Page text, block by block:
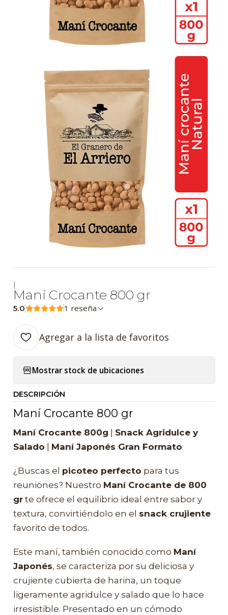
|
Maní Crocante 800 gr
5.0 1 reseña
Agregar a la lista de favoritos
Mostrar stock de ubicaciones
DESCRIPCIÓN
Maní Crocante 800 gr
Maní Crocante 800g
Snack Agridulce y
Salado
Maní Japonés Gran Formato
¿Buscas el picoteo perfecto para tus
reuniones? Nuestro Maní Crocante de 800
grte ofrece el equilibrio ideal entre sabor y
textura, convirtiéndolo en el snack crujiente
favorito de todos.
Este maní, también conocido como Maní
Japonés, se caracteriza por su deliciosa y
crujiente cubierta de harina, un toque
ligeramente agridulce y salado que lo hace
irresistible. Presentado en un cómodo